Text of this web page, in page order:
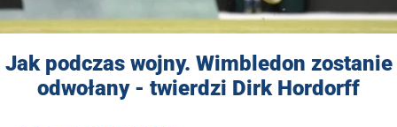
Jak podczas wojny. Wimbledon zostanie
odwołany - twierdzi Dirk Hordorff